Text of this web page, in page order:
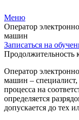
Меню
Оператор
машин
Записаться на
Продолжительность
Оператор
машин –
процесса на
определяется
допускается до тех